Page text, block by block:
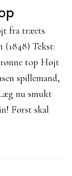
fra træets
(1848) Tekst:
top Højt
spillemand,
nu smukt
Først skal